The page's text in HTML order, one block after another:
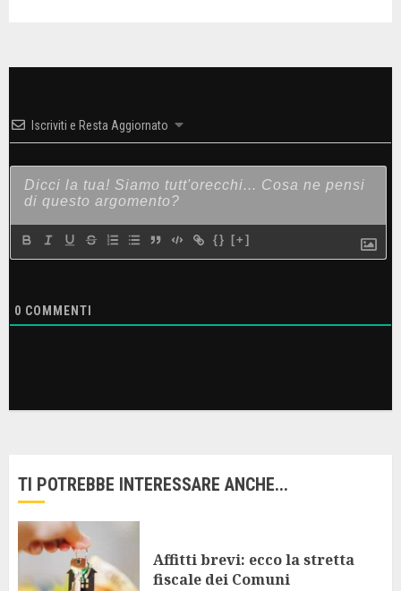
Iscriviti e Resta Aggiornato
{} [+]
0 COMMENTI
TI POTREBBE INTERESSARE ANCHE...
Affitti brevi: ecco la stretta
fiscale dei Comuni